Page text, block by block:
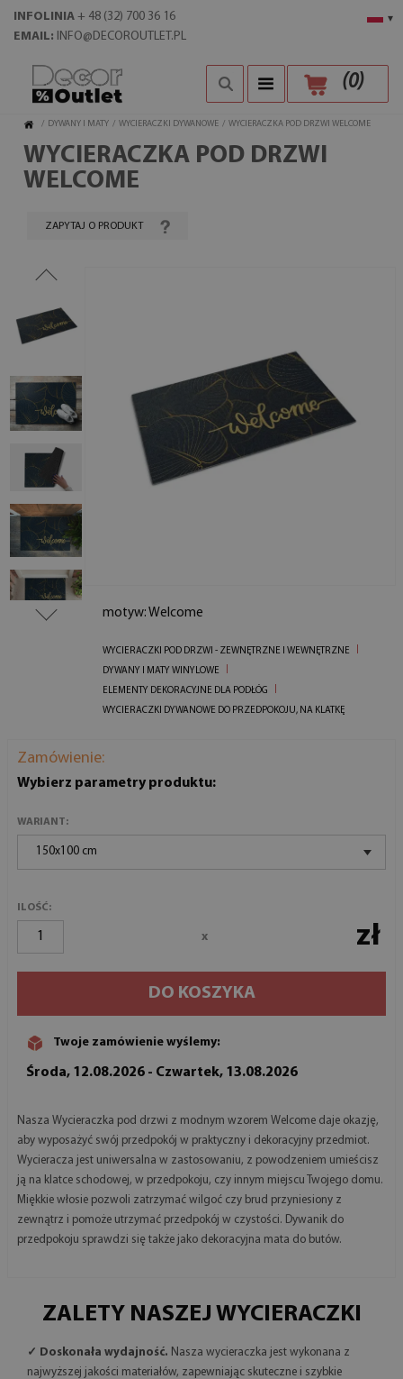
▾
INFOLINIA + 48 (32) 700 36 16
EMAIL: INFO@DECOROUTLET.PL
(0)
/ DYWANY I MATY / WYCIERACZKI DYWANOWE / WYCIERACZKA POD DRZWI WELCOME
WYCIERACZKA POD DRZWI
WELCOME
ZAPYTAJ O PRODUKT
motyw: Welcome
WYCIERACZKI POD DRZWI - ZEWNĘTRZNE I WEWNĘTRZNE
DYWANY I MATY WINYLOWE
ELEMENTY DEKORACYJNE DLA PODŁÓG
WYCIERACZKI DYWANOWE DO PRZEDPOKOJU, NA KLATKĘ
Zamówienie:
Wybierz parametry produktu:
WARIANT:
150x100 cm
ILOŚĆ:
x zł
DO KOSZYKA
Twoje zamówienie wyślemy:
Środa, 12.08.2026 - Czwartek, 13.08.2026
Nasza Wycieraczka pod drzwi z modnym wzorem Welcome daje okazję,
aby wyposażyć swój przedpokój w praktyczny i dekoracyjny przedmiot.
Wycieracza jest uniwersalna w zastosowaniu, z powodzeniem umieścisz
ją na klatce schodowej, w przedpokoju, czy innym miejscu Twojego domu.
Miękkie włosie pozwoli zatrzymać wilgoć czy brud przyniesiony z
zewnątrz i pomoże utrzymać przedpokój w czystości. Dywanik do
przedpokoju sprawdzi się także jako dekoracyjna mata do butów.
ZALETY NASZEJ WYCIERACZKI
✓ Doskonała wydajność. Nasza wycieraczka jest wykonana z
najwyższej jakości materiałów, zapewniając skuteczne i szybkie